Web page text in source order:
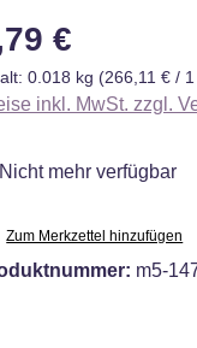
Preis:
€
0.018 kg (266,11 € /
inkl. MwSt. zzgl.
Nicht mehr verfügbar
Zum Merkzettel hinzufügen
m5-